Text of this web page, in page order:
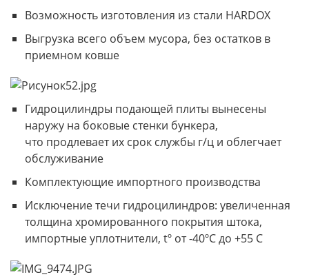
Возможность изготовления из стали HARDOX
Выгрузка всего объем мусора, без остатков в
приемном ковше
Гидроцилиндры подающей плиты вынесены
наружу на боковые стенки бункера,
что продлевает их срок службы г/ц и облегчает
обслуживание
Комплектующие импортного производства
Исключение течи гидроцилиндров: увеличенная
толщина хромированного покрытия штока,
импортные уплотнители, tº от -40ºС до +55 С